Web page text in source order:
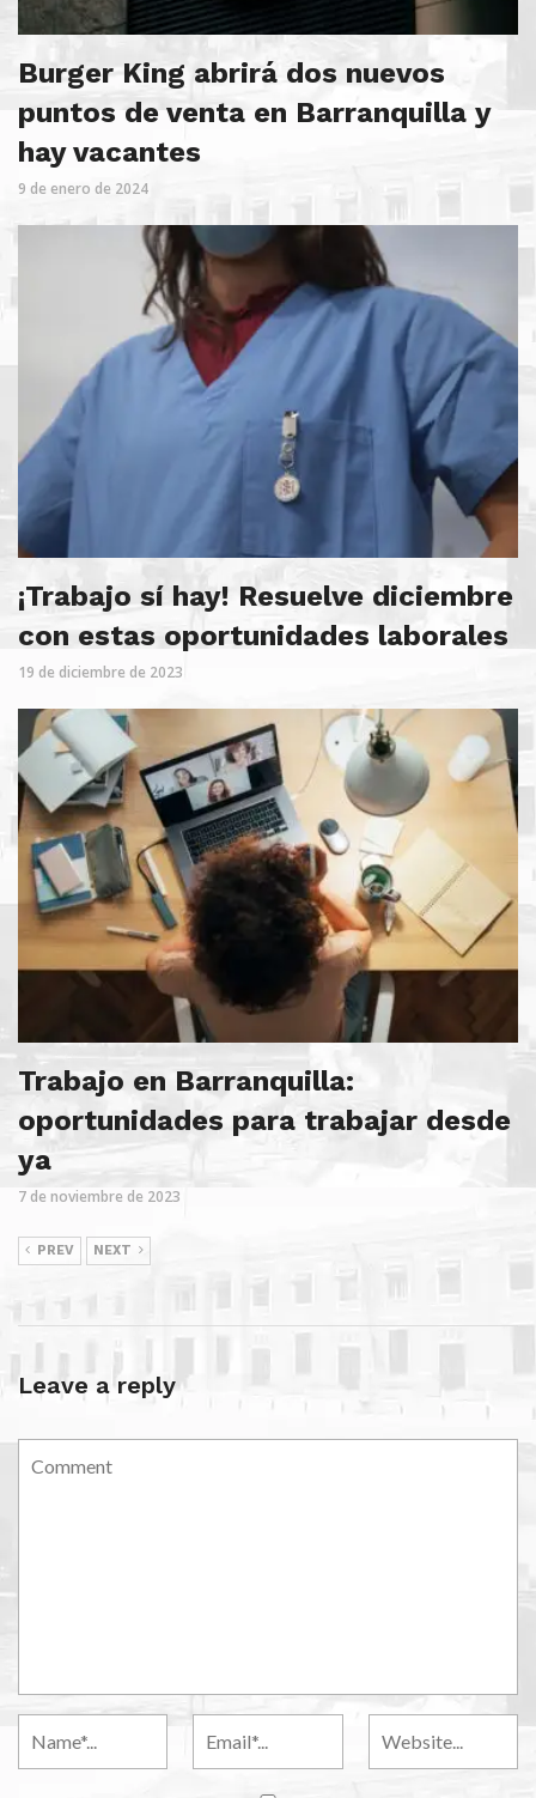
Burger King abrirá dos nuevos
puntos de venta en Barranquilla y
hay vacantes
9 de enero de 2024
¡Trabajo sí hay! Resuelve diciembre
con estas oportunidades laborales
19 de diciembre de 2023
Trabajo en Barranquilla:
oportunidades para trabajar desde
ya
7 de noviembre de 2023
PREV NEXT
Leave a reply